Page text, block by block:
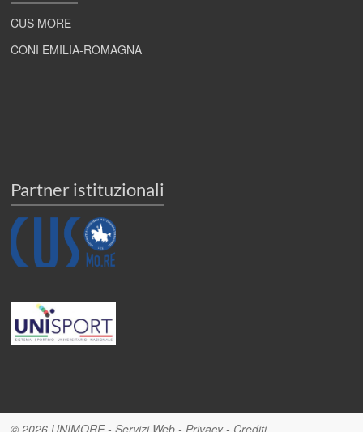
CUS MORE
CONI EMILIA-ROMAGNA
Partner istituzionali